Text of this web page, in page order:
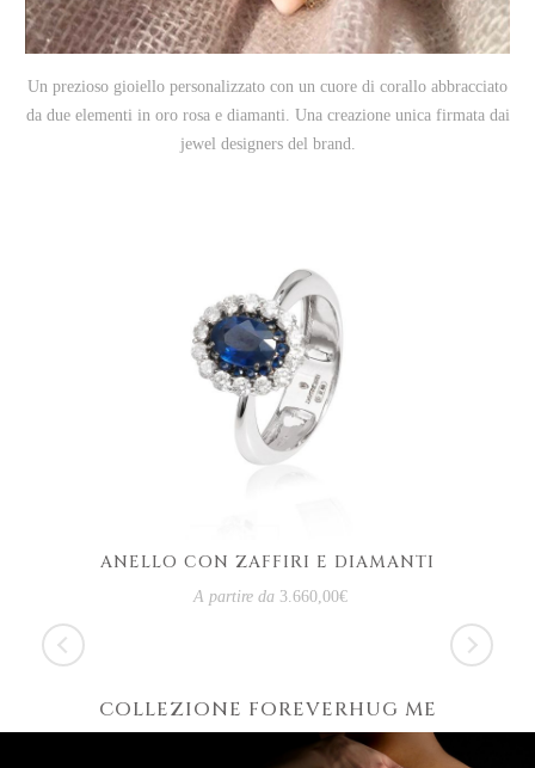
Un prezioso gioiello personalizzato con un cuore di corallo abbracciato
da due elementi in oro rosa e diamanti. Una creazione unica firmata dai
jewel designers del brand.
ANELLO CON ZAFFIRI E DIAMANTI
A partire da 3.660,00€
COLLEZIONE FOREVERHUG ME